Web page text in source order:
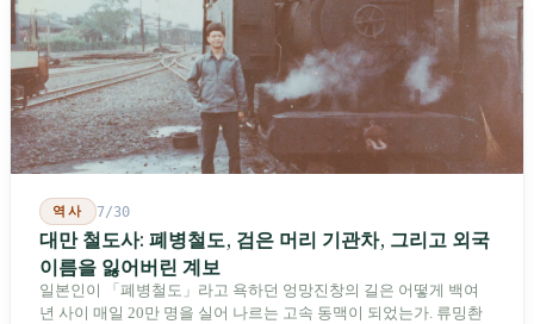
역사 7/30
대만 철도사: 폐병철도, 검은 머리 기관차, 그리고 외국
이름을 잃어버린 계보
일본인이 「폐병철도」라고 욕하던 엉망진창의 길은 어떻게 백여
년 사이 매일 20만 명을 실어 나르는 고속 동맥이 되었는가. 류밍촨